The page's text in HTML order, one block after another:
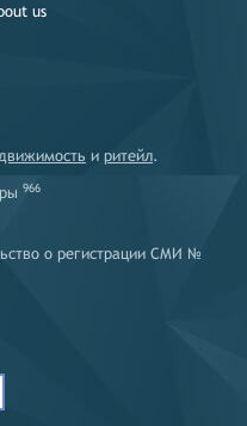
us
и ритейл.
966
о регистрации СМИ №